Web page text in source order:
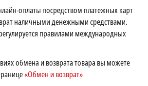
оплаты посредством платежных карт
наличными денежными средствами.
правилами международных
обмена и возврата товара вы можете
«Обмен и возврат»